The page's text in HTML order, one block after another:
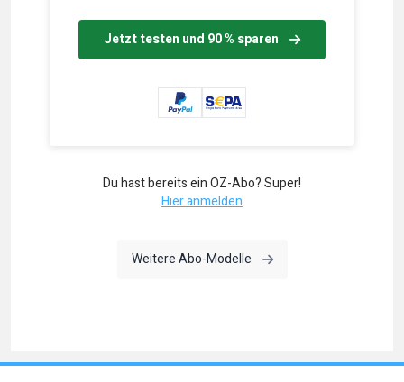
Jetzt testen und 90 % sparen
Du hast bereits ein OZ-Abo? Super!
Hier anmelden
Weitere Abo-Modelle